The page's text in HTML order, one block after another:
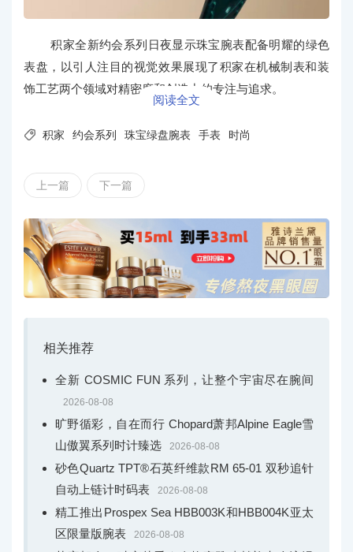
积家全新约会系列日夜显示珠宝腕表配备明耀的绿色
表盘，以引人注目的视觉效果展现了积家在机械制表和装
饰工艺两个领域对精密度和创造力的专注与追求。
阅读全文
 积家 约会系列 珠宝绿盘腕表 手表 时尚
上一篇 下一篇
相关推荐
全新 COSMIC FUN 系列，让整个宇宙尽在腕间
2026-08-08
旷野循彩，自在而行 Chopard萧邦Alpine Eagle雪
山傲翼系列时计臻选
2026-08-08
砂色Quartz TPT®石英纤维款RM 65-01 双秒追针
自动上链计时码表
2026-08-08
精工推出Prospex Sea HBB003K和HBB004K亚太
区限量版腕表
2026-08-08